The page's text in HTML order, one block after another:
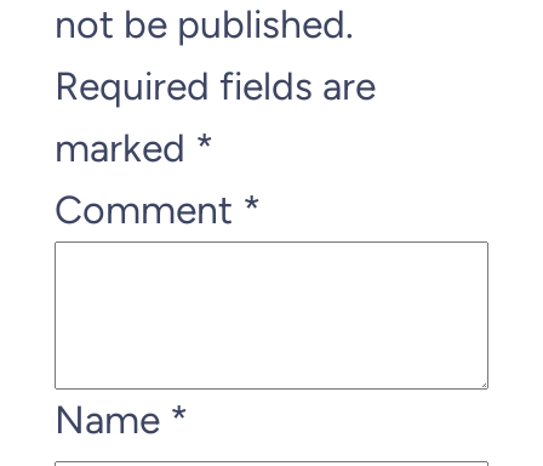
not be published.
Required fields are
marked *
Comment *
Name *